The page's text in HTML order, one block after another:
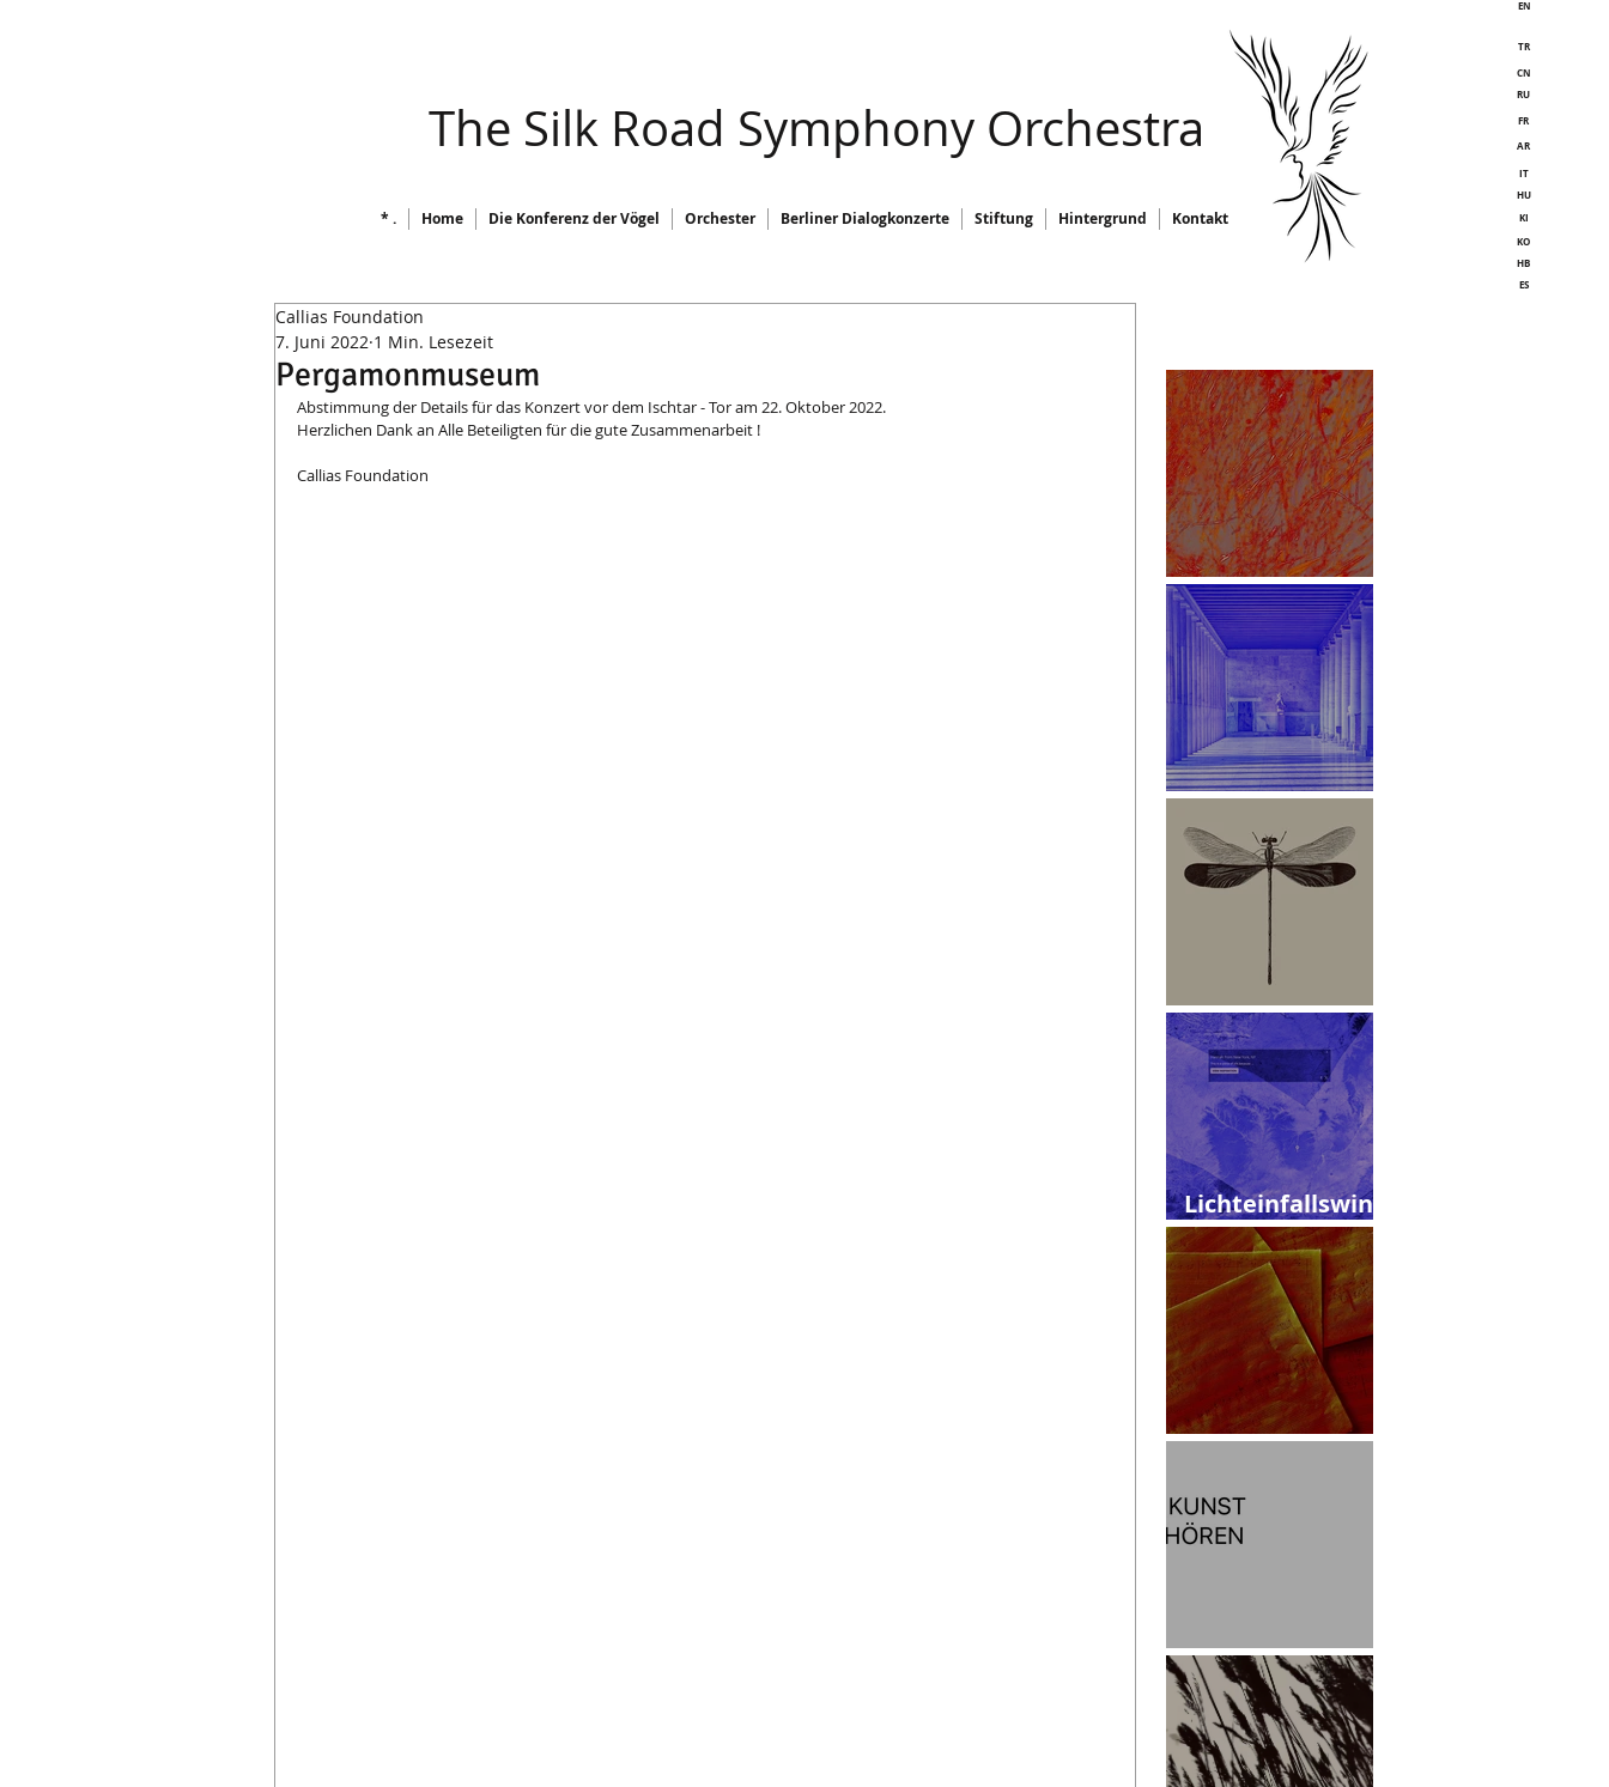
​ The Silk Road Symphony Orchestra
* . Home Die Konferenz der Vögel Orchester Berliner Dialogkonzerte Stiftung Hintergrund Kontakt
EN
TR
CN
RU
FR
AR
IT
HU
KI
KO
HB
ES
Pergamonmuseum
Callias Foundation
7. Juni 2022 1 Min. Lesezeit
Abstimmung der Details für das Konzert vor dem Ischtar - Tor am 22. Oktober 2022.
Herzlichen Dank an Alle Beteiligten für die gute Zusammenarbeit !
Callias Foundation
White Paper
Stoa des Attalos
Libelle
Lichteinfallswink
el
Skizzen
Leitmotiv